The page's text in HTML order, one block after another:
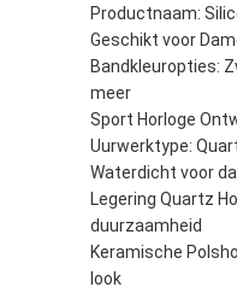
Mensen kwarts
Kwarts licht horloge
Digitaal sporthorloge
Stijlvol paar horloge
Kinderen polshorloge
Productnaam:
Geschikt voor
Bandkleuropties:
meer
Sport Horloge
Uurwerktype:
Waterdicht voor
Legering Quartz
duurzaamheid
Keramische
look